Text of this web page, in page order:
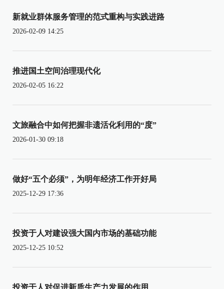
新就业群体服务管理的范式重构与实践进路
2026-02-09 14:25
推进国土空间治理现代化
2026-02-05 16:22
文旅融合中如何把握非遗活化利用的“度”
2026-01-30 09:18
做好“五个必须”，为明年经济工作开好局
2025-12-29 17:36
投资于人对建设强大国内市场的基础功能
2025-12-25 10:52
投资于人对促进新质生产力发展的作用